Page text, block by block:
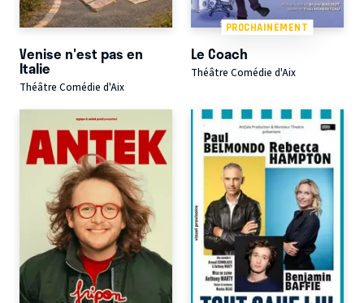
Venise n'est pas en
Italie
Théâtre Comédie d'Aix
PROCHAINEMENT
Le Coach
Théâtre Comédie d'Aix